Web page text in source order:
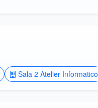
Sala 2 Atelier Informatico